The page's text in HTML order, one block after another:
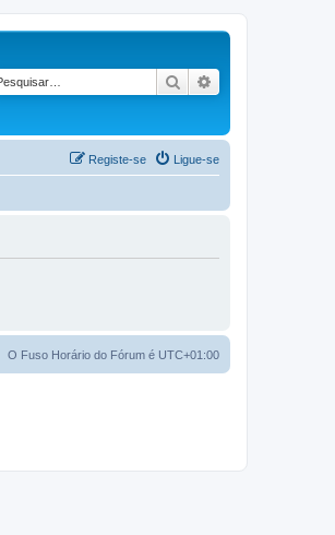
Pesquisar
Ligue-se
Registe-se
O Fuso Horário do Fórum é UTC+01:00